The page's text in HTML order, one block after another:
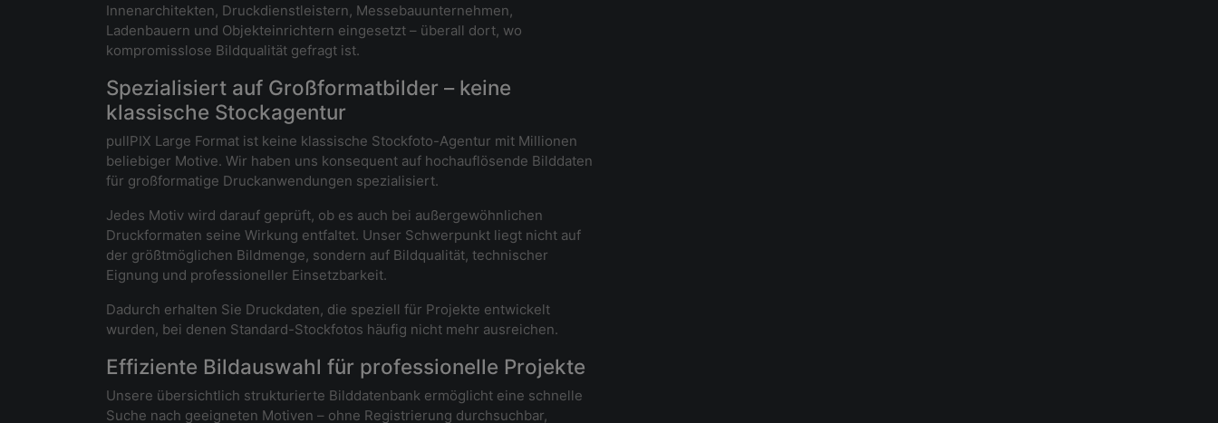
Innenarchitekten, Druckdienstleistern, Messebauunternehmen,
Ladenbauern und Objekteinrichtern eingesetzt – überall dort, wo
kompromisslose Bildqualität gefragt ist.
Spezialisiert auf Großformatbilder – keine
klassische Stockagentur
pullPIX Large Format ist keine klassische Stockfoto-Agentur mit Millionen
beliebiger Motive. Wir haben uns konsequent auf hochauflösende Bilddaten
für großformatige Druckanwendungen spezialisiert.
Jedes Motiv wird darauf geprüft, ob es auch bei außergewöhnlichen
Druckformaten seine Wirkung entfaltet. Unser Schwerpunkt liegt nicht auf
der größtmöglichen Bildmenge, sondern auf Bildqualität, technischer
Eignung und professioneller Einsetzbarkeit.
Dadurch erhalten Sie Druckdaten, die speziell für Projekte entwickelt
wurden, bei denen Standard-Stockfotos häufig nicht mehr ausreichen.
Effiziente Bildauswahl für professionelle Projekte
Unsere übersichtlich strukturierte Bilddatenbank ermöglicht eine schnelle
Suche nach geeigneten Motiven – ohne Registrierung durchsuchbar,